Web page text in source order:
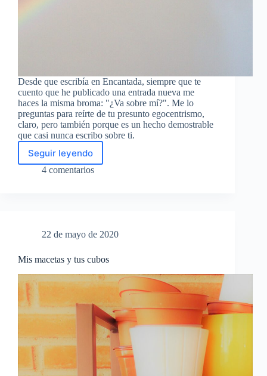
Desde que escribía en Encantada, siempre que te
cuento que he publicado una entrada nueva me
haces la misma broma: "¿Va sobre mí?". Me lo
preguntas para reírte de tu presunto egocentrismo,
claro, pero también porque es un hecho demostrable
que casi nunca escribo sobre ti.
Seguir leyendo
Esta
entrada
4 comentarios
22 de mayo de 2020
Mis macetas y tus cubos